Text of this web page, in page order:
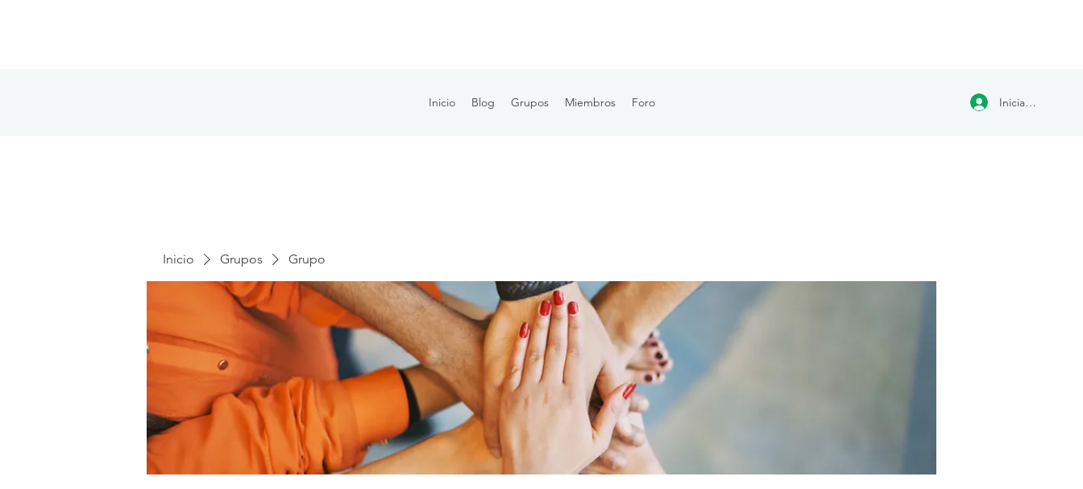
Inicio Blog Grupos Miembros Foro Iniciar sesión
Inicio Grupos Grupo